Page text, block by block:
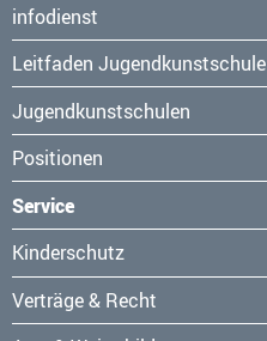
Navigation
überspringen
infodienst
Leitfaden Jugendkunstschule
Jugendkunstschulen
Positionen
Service
Navigation
überspringen
Kinderschutz
Verträge & Recht